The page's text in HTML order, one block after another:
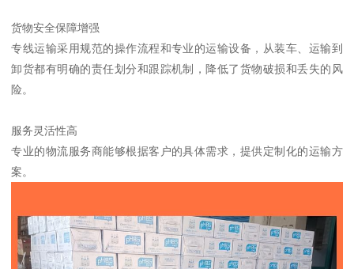
货物安全保障增强
专线运输采用规范的操作流程和专业的运输设备，从装车、运输到
卸货都有明确的责任划分和跟踪机制，降低了货物破损和丢失的风
险。
服务灵活性高
专业的物流服务商能够根据客户的具体需求，提供定制化的运输方
案。